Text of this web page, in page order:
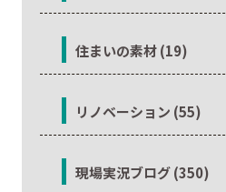
住まいの素材 (19)
リノベーション (55)
現場実況ブログ (350)